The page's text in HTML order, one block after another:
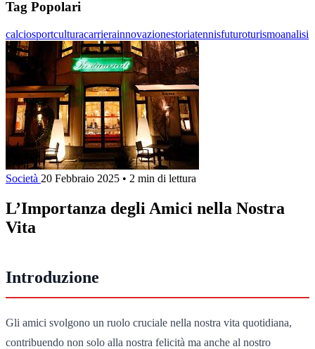
Tag Popolari
calciosportculturacarrierainnovazionestoriatennisfuturoturismoanalisi
Società 20 Febbraio 2025 • 2 min di lettura
L’Importanza degli Amici nella Nostra
Vita
Introduzione
Gli amici svolgono un ruolo cruciale nella nostra vita quotidiana,
contribuendo non solo alla nostra felicità ma anche al nostro